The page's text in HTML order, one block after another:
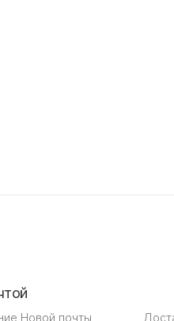
Новой почты